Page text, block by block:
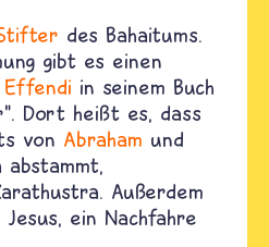
des Bahaitums.
gibt es einen
Effendi in seinem Buch
Dort heißt es, dass
von Abraham und
Außerdem
ein Nachfahre